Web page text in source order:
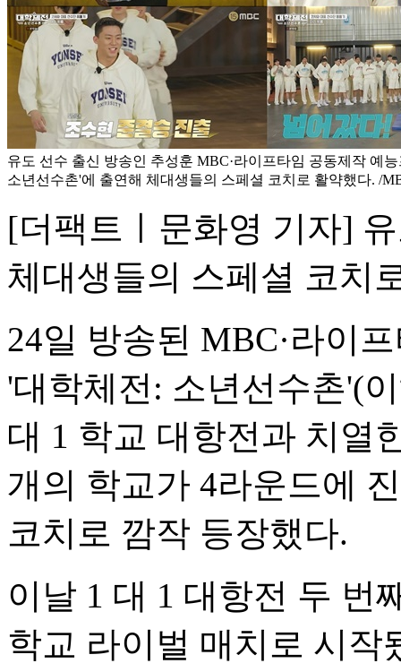
유도 선수 출신 방송인 추성훈 MBC·라이프타임 공동제작 예
소년선수촌'에 출연해 체대생들의 스페셜 코치로 활약했다. /
[더팩트ㅣ문화영 기자]
체대생들의 스페셜 코치
24일 방송된 MBC·라이
'대학체전: 소년선수촌'(
대 1 학교 대항전과 치열
개의 학교가 4라운드에
코치로 깜작 등장했다.
이날 1 대 1 대항전 두 번
학교 라이벌 매치로 시작